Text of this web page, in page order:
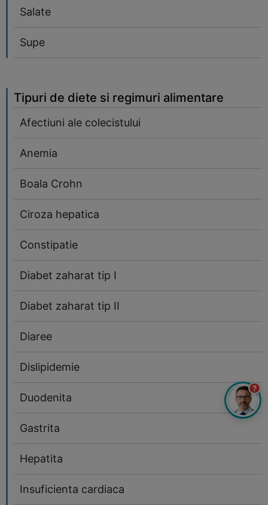
Salate
Supe
Tipuri de diete si regimuri alimentare
Afectiuni ale colecistului
Anemia
Boala Crohn
Ciroza hepatica
Constipatie
Diabet zaharat tip I
Diabet zaharat tip II
Diaree
Dislipidemie
Duodenita
Gastrita
Hepatita
Insuficienta cardiaca
?